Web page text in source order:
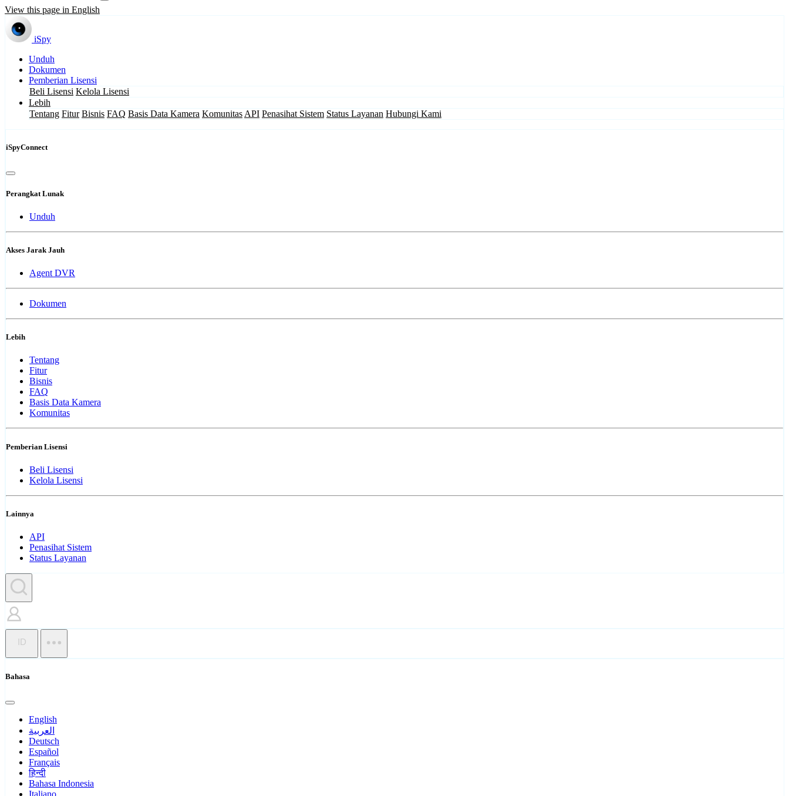
View this page in English
iSpy
Unduh
Dokumen
Pemberian Lisensi
Beli Lisensi Kelola Lisensi
Lebih
Tentang Fitur Bisnis FAQ Basis Data Kamera Komunitas API Penasihat Sistem Status Layanan Hubungi Kami
iSpyConnect
Perangkat Lunak
Unduh
Akses Jarak Jauh
Agent DVR
Dokumen
Lebih
Tentang
Fitur
Bisnis
FAQ
Basis Data Kamera
Komunitas
Pemberian Lisensi
Beli Lisensi
Kelola Lisensi
Lainnya
API
Penasihat Sistem
Status Layanan
ID
Bahasa
English
العربية
Deutsch
Español
Français
हिन्दी
Bahasa Indonesia